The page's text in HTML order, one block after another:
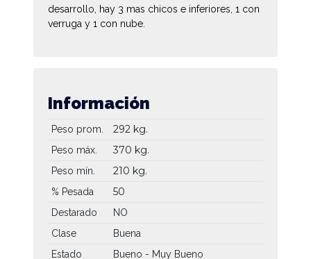
desarrollo, hay 3 mas chicos e inferiores, 1 con
verruga y 1 con nube.
Información
Peso prom. 292 kg.
Peso máx. 370 kg.
Peso mín. 210 kg.
% Pesada 50
Destarado
NO
Clase
Buena
Estado
Bueno - Muy Bueno